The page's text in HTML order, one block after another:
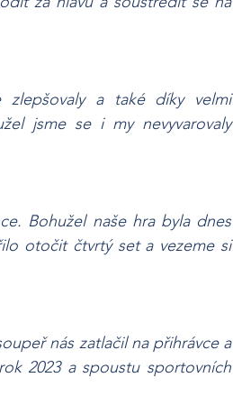
zlepšovaly a také díky velmi
jsme se i my nevyvarovaly
Bohužel naše hra byla dnes
otočit čtvrtý set a vezeme si
nás zatlačil na přihrávce a
2023 a spoustu sportovních